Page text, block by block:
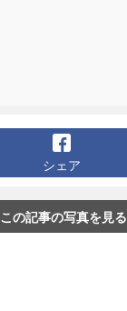
シェア
この記事の写真を見る